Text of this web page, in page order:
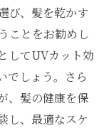
び、髪を乾かす
ことをお勧めし
してUVカット効
でしょう。さら
、髪の健康を保
し、最適なスケ